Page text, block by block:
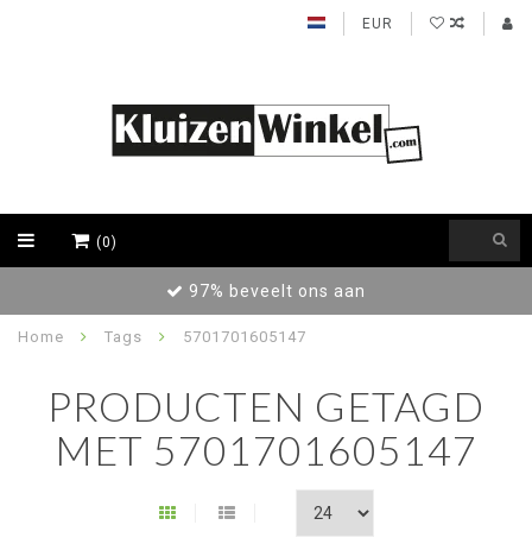
EUR
(0)
97% beveelt ons aan
Home Tags 5701701605147
PRODUCTEN GETAGD
MET 5701701605147